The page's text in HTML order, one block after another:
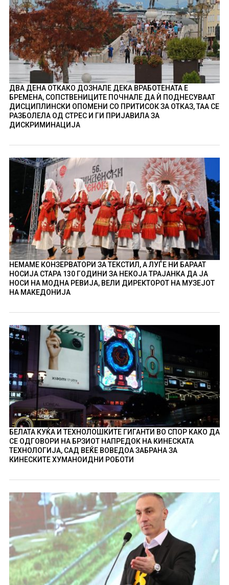
ДВА ДЕНА ОТКАКО ДОЗНАЛЕ ДЕКА ВРАБОТЕНАТА Е
БРЕМЕНА, СОПСТВЕНИЦИТЕ ПОЧНАЛЕ ДА Ѝ ПОДНЕСУВААТ
ДИСЦИПЛИНСКИ ОПОМЕНИ СО ПРИТИСОК ЗА ОТКАЗ, ТАА СЕ
РАЗБОЛЕЛА ОД СТРЕС И ГИ ПРИЈАВИЛА ЗА
ДИСКРИМИНАЦИЈА
НЕМАМЕ КОНЗЕРВАТОРИ ЗА ТЕКСТИЛ, А ЛУЃЕ НИ БАРААТ
НОСИЈА СТАРА 130 ГОДИНИ ЗА НЕКОЈА ТРАЈАНКА ДА ЈА
НОСИ НА МОДНА РЕВИЈА, ВЕЛИ ДИРЕКТОРОТ НА МУЗЕЈОТ
НА МАКЕДОНИЈА
БЕЛАТА КУЌА И ТЕХНОЛОШКИТЕ ГИГАНТИ ВО СПОР КАКО ДА
СЕ ОДГОВОРИ НА БРЗИОТ НАПРЕДОК НА КИНЕСКАТА
ТЕХНОЛОГИЈА, САД ВЕЌЕ ВОВЕДОА ЗАБРАНА ЗА
КИНЕСКИТЕ ХУМАНОИДНИ РОБОТИ